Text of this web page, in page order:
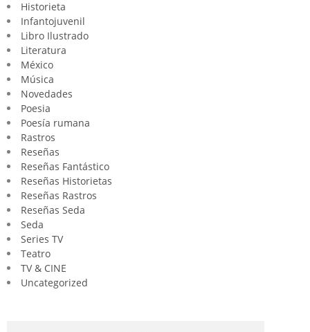
Historieta
Infantojuvenil
Libro Ilustrado
Literatura
México
Música
Novedades
Poesia
Poesía rumana
Rastros
Reseñas
Reseñas Fantástico
Reseñas Historietas
Reseñas Rastros
Reseñas Seda
Seda
Series TV
Teatro
TV & CINE
Uncategorized